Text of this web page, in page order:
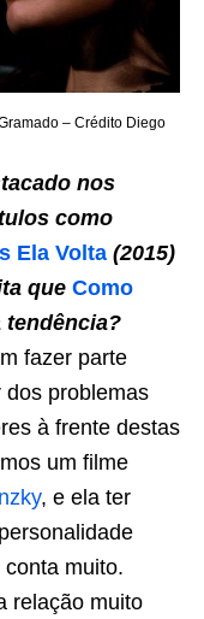
– Crédito Diego
nos
como
Ela Volta (2015)
que Como
tendência?
fazer parte
dos problemas
à frente destas
um filme
, e ela ter
muito.
relação muito